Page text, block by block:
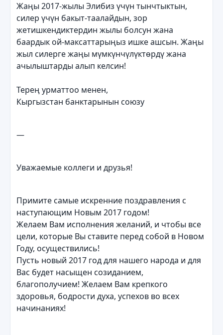
Жаңы 2017-жылы Элибиз үчүн тынчтыктын,
силер үчүн бакыт-таалайдын, зор
жетишкендиктердин жылы болсун жана
баардык ой-максаттарыңыз ишке ашсын. Жаңы
жыл силерге жаңы мүмкүнчүлүктөрдү жана
ачылыштарды алып келсин!
Терең урматтоо менен,
Кыргызстан банктарынын союзу
—
Уважаемые коллеги и друзья!
Примите самые искренние поздравления с
наступающим Новым 2017 годом!
Желаем Вам исполнения желаний, и чтобы все
цели, которые Вы ставите перед собой в Новом
Году, осуществились!
Пусть новый 2017 год для нашего народа и для
Вас будет насыщен созиданием,
благополучием! Желаем Вам крепкого
здоровья, бодрости духа, успехов во всех
начинаниях!